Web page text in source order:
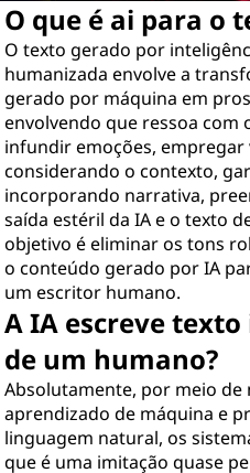
o
h
u
m
a
n
o
?
O que é ai para o
O texto gerado por
humanizada envolve a
gerado por máquina em
envolvendo que ressoa com
infundir emoções,
considerando o contexto,
incorporando narrativa,
saída estéril da IA e o texto
objetivo é eliminar os tons
o conteúdo gerado por IA
um escritor humano.
A IA escreve
de um humano?
Absolutamente, por meio de
aprendizado de máquina e
linguagem natural, os
que é uma imitação quase